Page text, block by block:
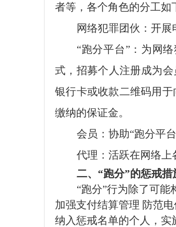
者等，各个角色的分工如
网络犯罪团伙：开
“跑分平台”：为网
式，招募个人注册成为
银行卡或收款二维码用
缴纳的保证金。
会员：协助“跑分平
代理：活跃在网络上
二、 “跑分”的惩戒措
“跑分”行为除了可能
加强支付结算管理 防范
纳入惩戒名单的个人，实